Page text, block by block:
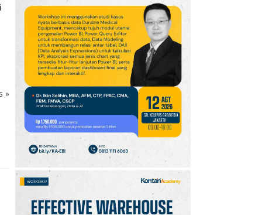
»
Promo Super Hemat
Indomaret 6–19 Agustus
2026, Diskon Kebutuhan
Rumah hingga 40%
10 Jadwal Persija vs Arema
FC Perebutan Juara 3
Piala Presiden 2026,
Kick-off Sore Ini